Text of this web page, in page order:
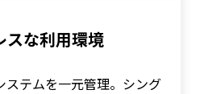
スな利用環境
ステムを一元管理。シング